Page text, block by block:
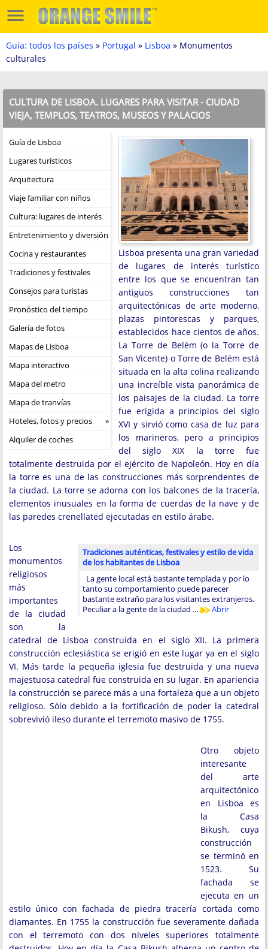
Guía: todos los países » Portugal » Lisboa » Monumentos
culturales
CULTURA DE LISBOA. LUGARES PARA VISITAR - CIUDAD
VIEJA, TEMPLOS, TEATROS, MUSEOS Y PALACIOS
Guía de Lisboa
Lugares turísticos
Arquitectura
Viaje familiar con niños
Cultura: lugares de interés
Entretenimiento y diversión
Cocina y restaurantes
Tradiciones y festivales
Consejos para turistas
Pronóstico del tiempo
Galería de fotos
Mapas de Lisboa
Mapa interactivo
Mapa del metro
Mapa de tranvías
Hoteles, fotos y precios
Alquiler de coches
Lisboa presenta una gran variedad
de lugares de interés turístico
entre los que se encuentran tan
antiguos construcciones tan
arquitectónicas de arte moderno,
plazas pintorescas y parques,
establecidos hace cientos de años.
La Torre de Belém (o la Torre de
San Vicente) o Torre de Belém está
situada en la alta colina realizando
una increíble vista panorámica de
los paisajes de la ciudad. La torre
fue erigida a principios del siglo
XVI y sirvió como casa de luz para
los marineros, pero a principios
del siglo XIX la torre fue
totalmente destruida por el ejército de Napoleón. Hoy en día
la torre es una de las construcciones más sorprendentes de
la ciudad. La torre se adorna con los balcones de la tracería,
elementos inusuales en la forma de cuerdas de la nave y de
las paredes crenellated ejecutadas en estilo árabe.
Tradiciones auténticas, festivales y estilo de vida
de los habitantes de Lisboa
La gente local está bastante templada y por lo
tanto su comportamiento puede parecer
bastante extraño para los visitantes extranjeros.
Peculiar a la gente de la ciudad …
Abrir
Los
monumentos
religiosos
más
importantes
de la ciudad
son la
catedral de Lisboa construida en el siglo XII. La primera
construcción eclesiástica se erigió en este lugar ya en el siglo
VI. Más tarde la pequeña iglesia fue destruida y una nueva
majestuosa catedral fue construida en su lugar. En apariencia
la construcción se parece más a una fortaleza que a un objeto
religioso. Sólo debido a la fortificación de poder la catedral
sobrevivió ileso durante el terremoto masivo de 1755.
Otro objeto
interesante
del arte
arquitectónico
en Lisboa es
la Casa
Bikush, cuya
construcción
se terminó en
1523. Su
fachada se
ejecuta en un
estilo único con fachada de piedra tracería cortada como
diamantes. En 1755 la construcción fue severamente dañada
con el terremoto con dos niveles superiores totalmente